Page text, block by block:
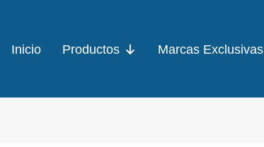
Inicio Productos Marcas Exclusivas